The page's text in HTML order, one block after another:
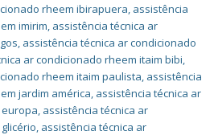
rheem ibirapuera, assistência
imirim, assistência técnica ar
, assistência técnica ar condicionado
ar condicionado rheem itaim bibi,
rheem itaim paulista, assistência
jardim américa, assistência técnica ar
, assistência técnica ar
, assistência técnica ar